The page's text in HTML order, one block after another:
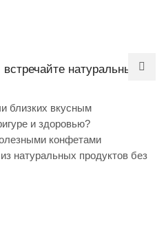
натуральные
близких вкусным
и здоровью?
конфетами
натуральных продуктов без